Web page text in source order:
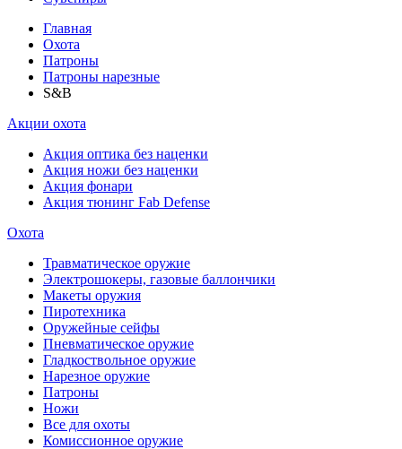
Главная
Охота
Патроны
Патроны нарезные
S&B
Акции охота
Акция оптика без наценки
Акция ножи без наценки
Акция фонари
Акция тюнинг Fab Defense
Охота
Травматическое оружие
Электрошокеры, газовые баллончики
Макеты оружия
Пиротехника
Оружейные сейфы
Пневматическое оружие
Гладкоствольное оружие
Нарезное оружие
Патроны
Ножи
Все для охоты
Комиссионное оружие